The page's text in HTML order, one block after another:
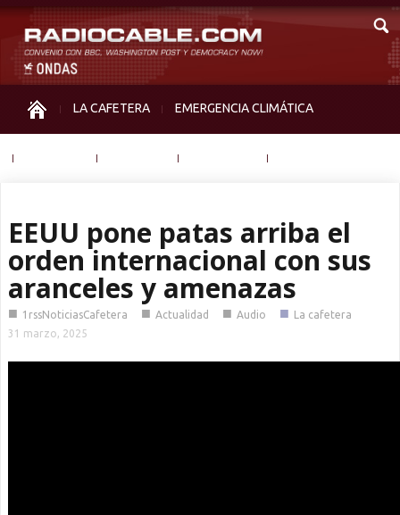
LA CAFETERA EMERGENCIA CLIMÁTICA
EEUU pone patas arriba el
orden internacional con sus
aranceles y amenazas
■ 1rssNoticiasCafetera ■ Actualidad ■ Audio ■ La cafetera
31 marzo, 2025